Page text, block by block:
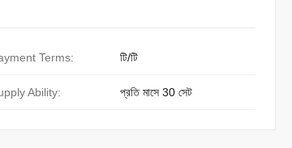
Terms: টি/টি
Ability: প্রতি মাসে 30 সেট